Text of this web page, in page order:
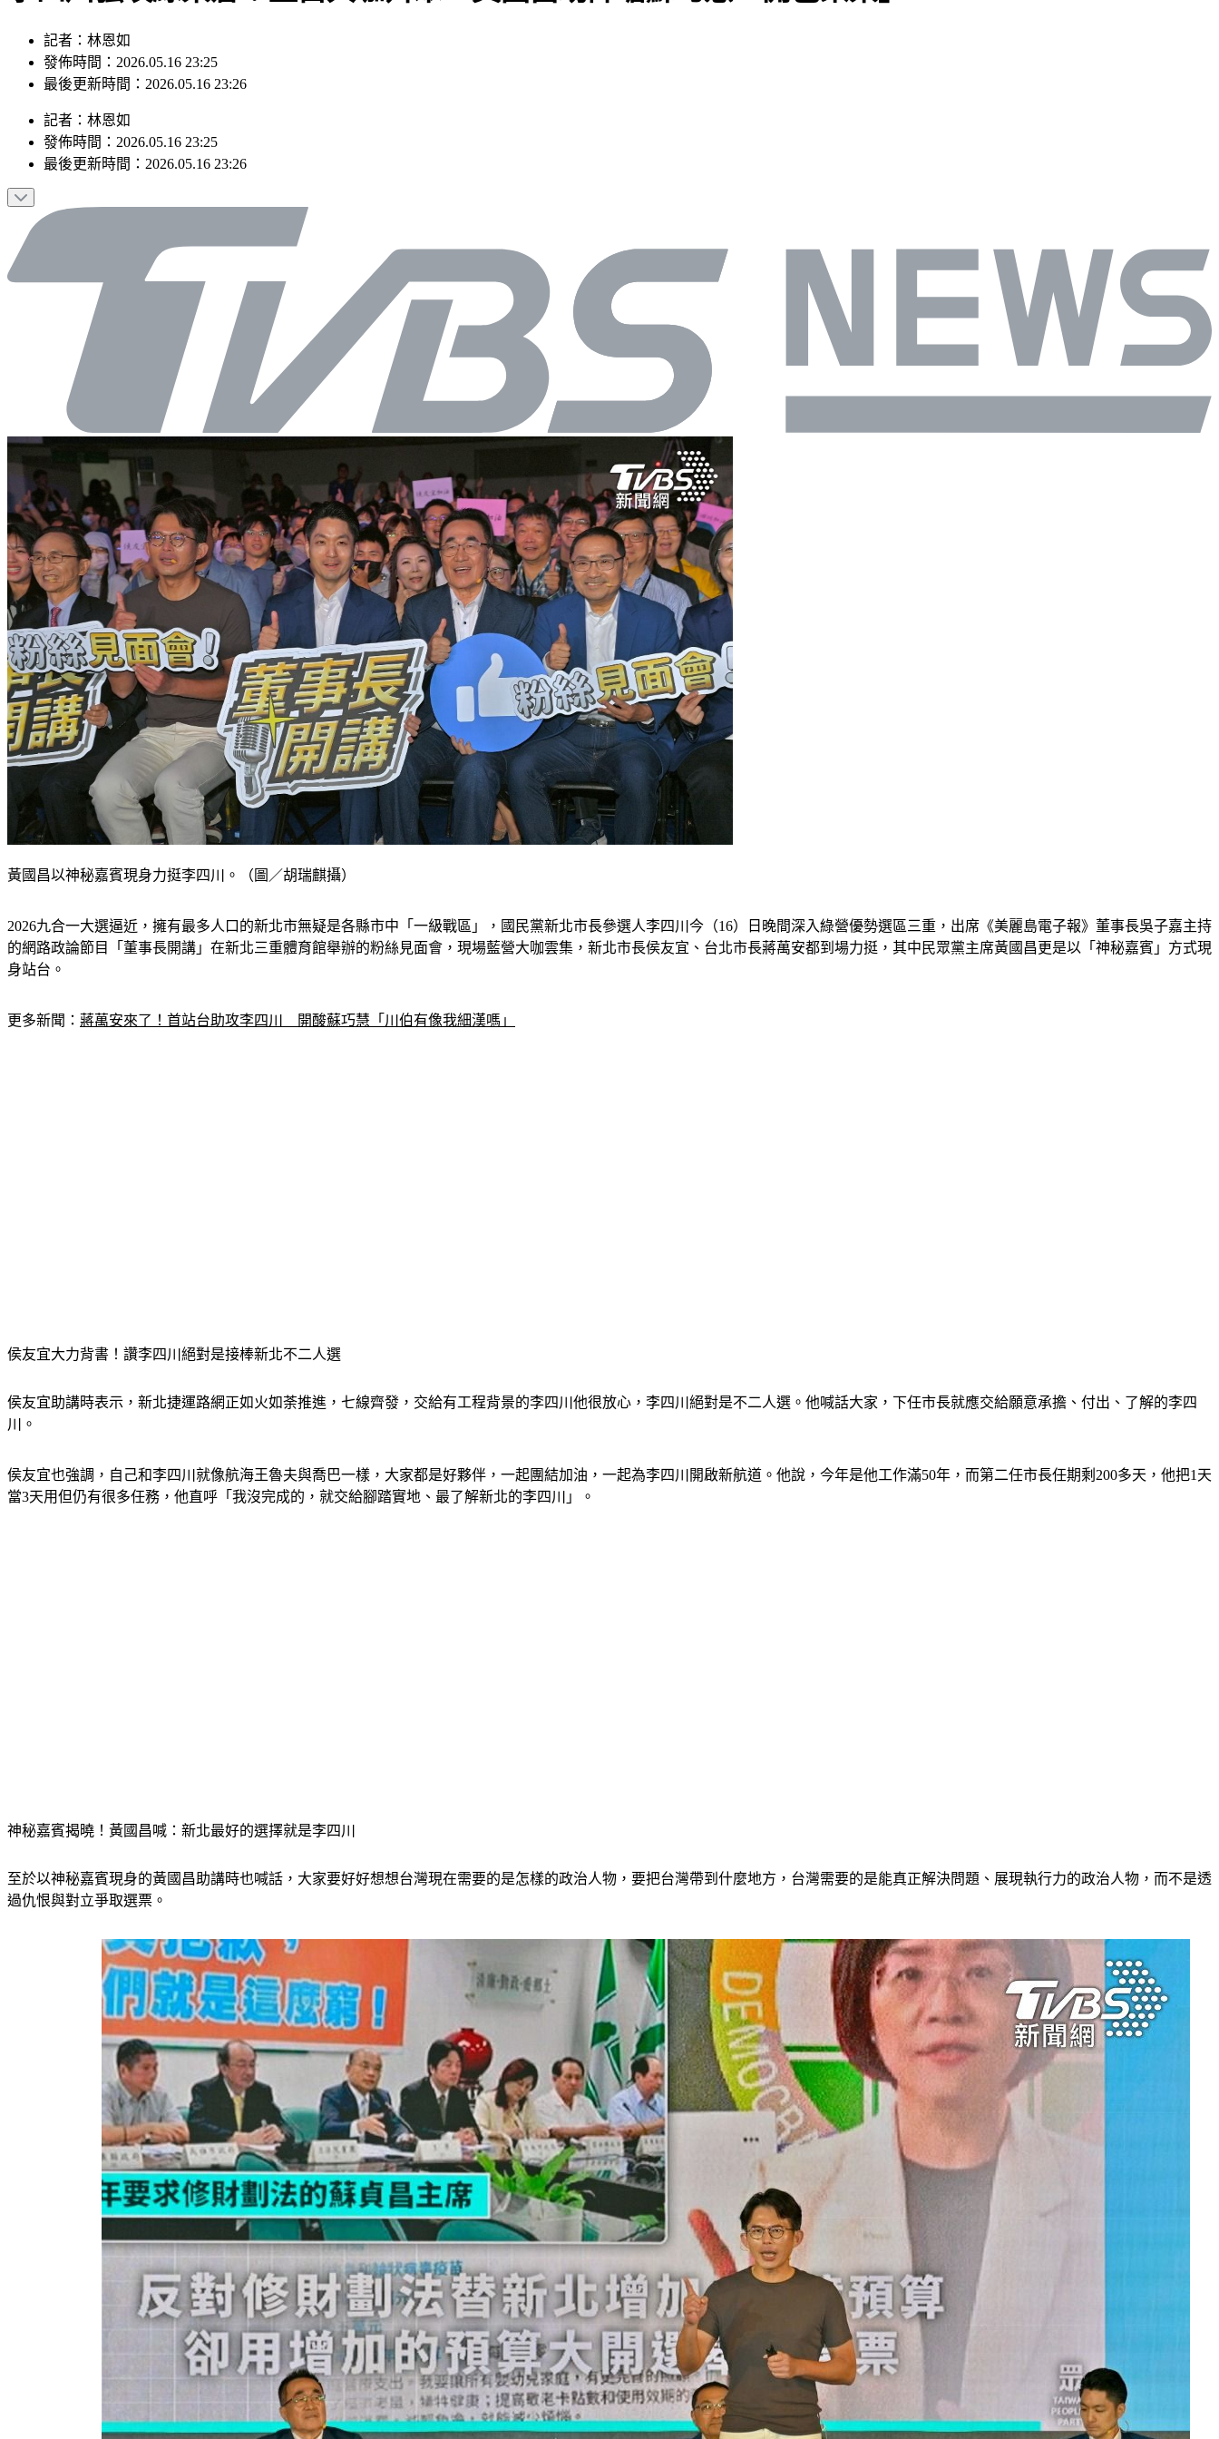
記者：林恩如
發佈時間：2026.05.16 23:25
最後更新時間：2026.05.16 23:26
記者 ： 林恩如
發佈時間： 2026.05.16 23:25
最後更新時間： 2026.05.16 23:26
黃國昌以神秘嘉賓現身力挺李四川。（圖／胡瑞麒攝）
2026九合一大選逼近，擁有最多人口的新北市無疑是各縣市中「一級戰區」，國民黨新北市長參選人李四川今（16）日晚間深入綠營優勢選區三重，出席《美麗島電子報》董事長吳子嘉主持
的網路政論節目「董事長開講」在新北三重體育館舉辦的粉絲見面會，現場藍營大咖雲集，新北市長侯友宜、台北市長蔣萬安都到場力挺，其中民眾黨主席黃國昌更是以「神秘嘉賓」方式現
身站台。
更多新聞： 蔣萬安來了！首站台助攻李四川　開酸蘇巧慧「川伯有像我細漢嗎」
侯友宜大力背書！讚李四川絕對是接棒新北不二人選
侯友宜助講時表示，新北捷運路網正如火如荼推進，七線齊發，交給有工程背景的李四川他很放心，李四川絕對是不二人選。他喊話大家，下任市長就應交給願意承擔、付出、了解的李四
川。
侯友宜也強調，自己和李四川就像航海王魯夫與喬巴一樣，大家都是好夥伴，一起團結加油，一起為李四川開啟新航道。他說，今年是他工作滿50年，而第二任市長任期剩200多天，他把1天
當3天用但仍有很多任務，他直呼「我沒完成的，就交給腳踏實地、最了解新北的李四川」。
神秘嘉賓揭曉！黃國昌喊：新北最好的選擇就是李四川
至於以神秘嘉賓現身的黃國昌助講時也喊話，大家要好好想想台灣現在需要的是怎樣的政治人物，要把台灣帶到什麼地方，台灣需要的是能真正解決問題、展現執行力的政治人物，而不是透
過仇恨與對立爭取選票。